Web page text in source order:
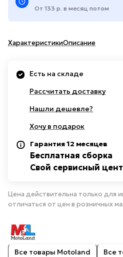
От 133 р. в месяц потом
ХарактеристикиОписание
Есть на складе
Рассчитать доставку
Нашли дешевле?
Хочу в подарок
Гарантия 12 месяцев
Бесплатная сборка
Свой сервисный
Цена действительна только для
отличаться от цен в розничных
Все товары Motoland Все